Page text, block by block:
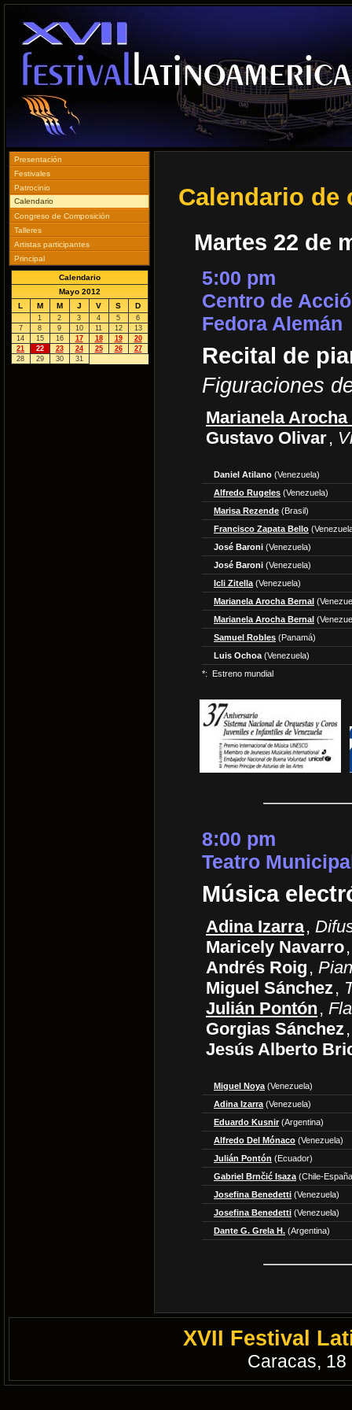
Presentación
Festivales
Patrocinio
Calendario
Congreso de Composición
Talleres
Artistas participantes
Principal
Calendario
Mayo 2012
L
M M J V S D
1 2 3 4 5
6
7
8 9 10 11 12
13
14
15 16 17 18 19
20
21
22 23 24 25 26
27
28
29 30 31
Calendario de
Martes 22 de
5:00 pm
Centro de
Fedora Alemán
Recital de
Figuraciones
Marianela
Gustavo Olivar,
Daniel Atilano (Venezuela)
Alfredo Rugeles (Venezuela)
Marisa Rezende (Brasil)
Francisco Zapata Bello
José Baroni (Venezuela)
José Baroni (Venezuela)
Icli Zitella (Venezuela)
Marianela Arocha Bernal
Marianela Arocha Bernal
Samuel Robles (Panamá)
Luis Ochoa (Venezuela)
*:
Estreno mundial
8:00 pm
Teatro
Música
Adina Izarra,
Maricely Navarro
Andrés Roig,
Miguel Sánchez,
Julián Pontón ,
Gorgias Sánchez
Jesús Alberto
Miguel Noya (Venezuela)
Adina Izarra (Venezuela)
Eduardo Kusnir (Argentina)
Alfredo Del Mónaco (Venezuela)
Julián Pontón (Ecuador)
Gabriel Brnčić Isaza (Chile-
Josefina Benedetti (Venezuela)
Josefina Benedetti (Venezuela)
Dante G. Grela H. (Argentina)
XVII Festival
Caracas, 18